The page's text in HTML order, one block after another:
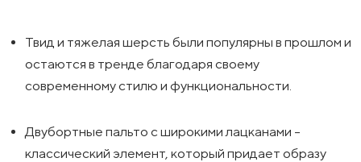
Твид и тяжелая шерсть были популярны в прошлом и
остаются в тренде благодаря своему
современному стилю и функциональности.
Двубортные пальто с широкими лацканами -
классический элемент, который придает образу